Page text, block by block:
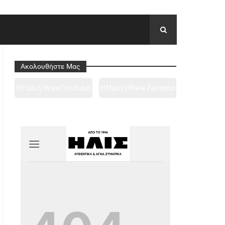
Ακολουθήστε Μας
2ge3sheyTkgpAkeBan
Ref=pages_you_mana